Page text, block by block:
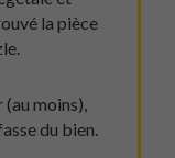
la pièce
(au moins),
du bien.